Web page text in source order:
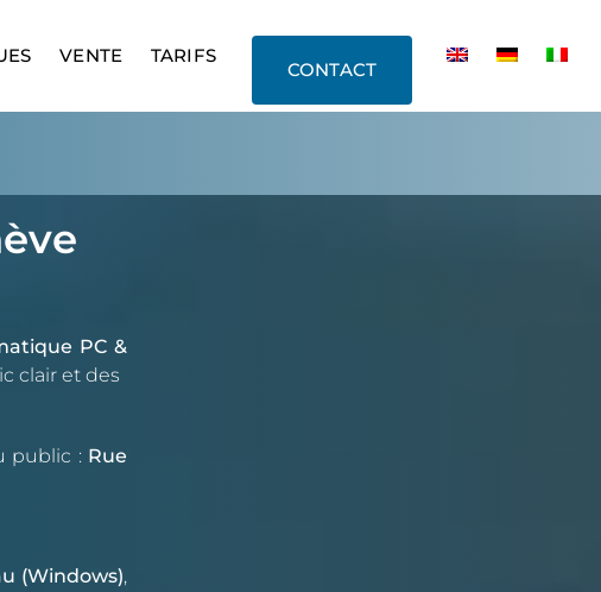
VENTE TARIFS
CONTACT
PC &
clair et des
public : Rue
(Windows),